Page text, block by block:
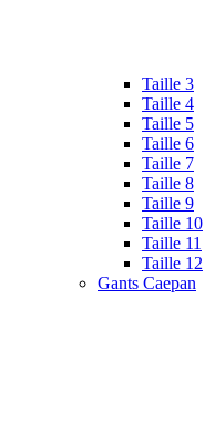
Taille 3
Taille 4
Taille 5
Taille 6
Taille 7
Taille 8
Taille 9
Taille 10
Taille 11
Taille 12
Gants Caepan